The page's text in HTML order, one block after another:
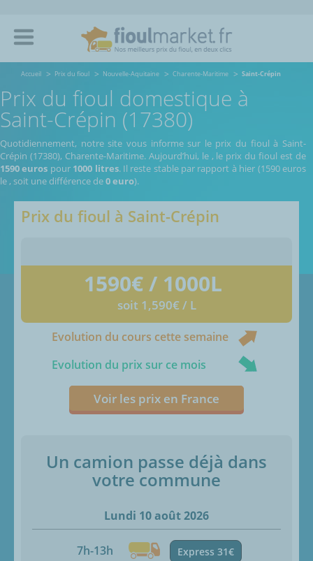
Accueil Prix du fioul Nouvelle-Aquitaine Charente-Maritime Saint-Crépin
Prix du fioul domestique à
Saint-Crépin (17380)
Quotidiennement, notre site vous informe sur le prix du fioul à Saint-
Crépin (17380), Charente-Maritime. Aujourd’hui, le , le prix du fioul est de
1590 euros pour 1000 litres. Il reste stable par rapport à hier (1590 euros
le , soit une différence de0 euro).
Prix du fioul à Saint-Crépin
1590€ / 1000L
soit 1,590€ / L
Evolution du cours cette semaine
Evolution du prix sur ce mois
Voir les prix en France
Un camion passe déjà dans
votre commune
Lundi 10 août 2026
7h-13h Express 31€